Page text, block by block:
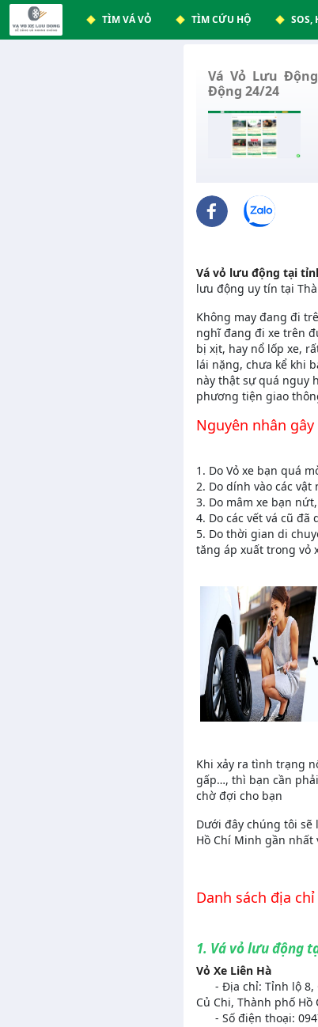
TÌM VÁ VỎ TÌM CỨU HỘ SOS,
Vá Vỏ Lưu
Động 24/24
Vá vỏ lưu động tại
lưu động uy tín tại
Không may đang đi
nghĩ đang đi xe trên
bị xịt, hay nổ lốp xe,
lái nặng, chưa kể khi
này thật sự quá nguy
phương tiện giao
Nguyên nhân
1. Do Vỏ xe bạn quá
2. Do dính vào các
3. Do mâm xe bạn
4. Do các vết vá cũ
5. Do thời gian di
tăng áp xuất trong vỏ
Khi xảy ra tình trạng
gấp…, thì bạn cần
chờ đợi cho bạn
Dưới đây chúng tôi sẽ
Hồ Chí Minh gần
Danh sách địa
1. Vá vỏ lưu động
Vỏ Xe Liên Hà
- Địa chỉ: Tỉnh lộ 8,
Củ Chi, Thành phố Hồ
- Số điện thoại: